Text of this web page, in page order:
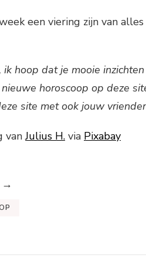
een viering zijn van
ik hoop dat je mooie
horoscoop op deze
site met ook jouw
vanJulius H.via Pixabay
→